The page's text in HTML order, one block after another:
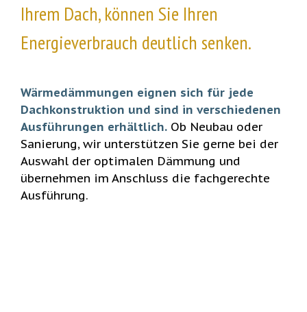
Ihrem Dach, können Sie Ihren
Energieverbrauch deutlich senken.
Wärmedämmungen eignen sich für jede
Dachkonstruktion und sind in verschiedenen
Ausführungen erhältlich. Ob Neubau oder
Sanierung, wir unterstützen Sie gerne bei der
Auswahl der optimalen Dämmung und
übernehmen im Anschluss die fachgerechte
Ausführung.